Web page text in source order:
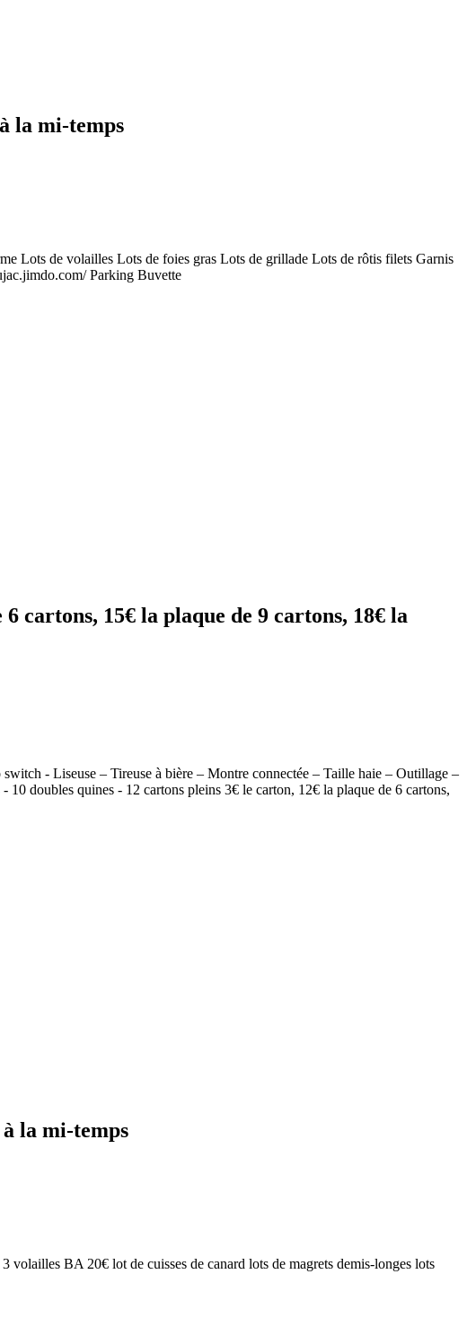
la mi-temps
Lots de volailles Lots de foies gras Lots de grillade Lots de rôtis filets Garnis
Parking Buvette
cartons, 15€ la plaque de 9 cartons, 18€ la
- Liseuse – Tireuse à bière – Montre connectée – Taille haie – Outillage –
doubles quines - 12 cartons pleins 3€ le carton, 12€ la plaque de 6 cartons,
la mi-temps
BA 20€ lot de cuisses de canard lots de magrets demis-longes lots